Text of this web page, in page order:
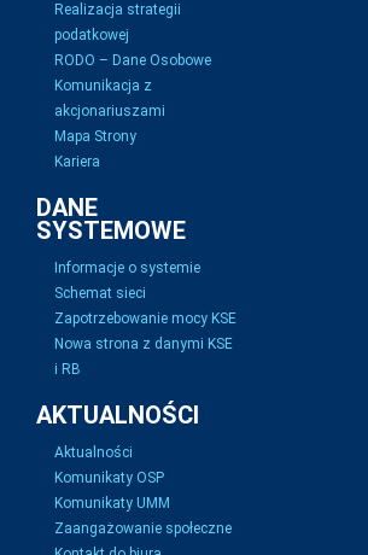
Realizacja strategii
podatkowej
RODO – Dane Osobowe
Komunikacja z
akcjonariuszami
Mapa Strony
Kariera
DANE
SYSTEMOWE
Informacje o systemie
Schemat sieci
Zapotrzebowanie mocy KSE
Nowa strona z danymi KSE
i RB
AKTUALNOŚCI
Aktualności
Komunikaty OSP
Komunikaty UMM
Zaangażowanie społeczne